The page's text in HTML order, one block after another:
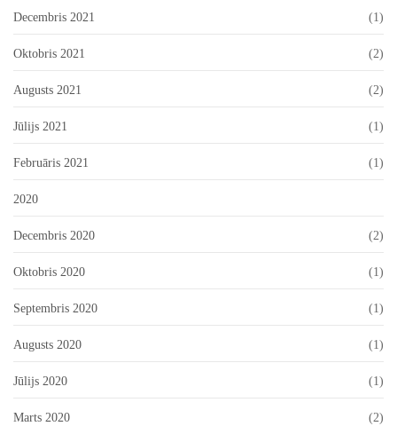
Decembris 2021 (1)
Oktobris 2021 (2)
Augusts 2021 (2)
Jūlijs 2021 (1)
Februāris 2021 (1)
2020
Decembris 2020 (2)
Oktobris 2020 (1)
Septembris 2020 (1)
Augusts 2020 (1)
Jūlijs 2020 (1)
Marts 2020 (2)